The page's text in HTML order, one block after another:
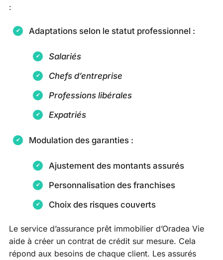
:
Adaptations selon le statut professionnel :
Salariés
Chefs d’entreprise
Professions libérales
Expatriés
Modulation des garanties :
Ajustement des montants assurés
Personnalisation des franchises
Choix des risques couverts
Le service d’assurance prêt immobilier d’Oradea Vie
aide à créer un contrat de crédit sur mesure. Cela
répond aux besoins de chaque client. Les assurés